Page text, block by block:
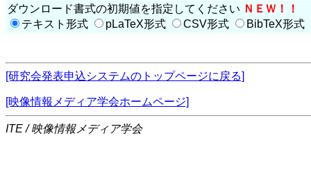
ダウンロード書式の初期値を指定してください ＮＥＷ！！
テキスト形式
pLaTeX形式 CSV形式 BibTeX形式
[研究会発表申込システムのトップページに戻る]
[映像情報メディア学会ホームページ]
ITE / 映像情報メディア学会